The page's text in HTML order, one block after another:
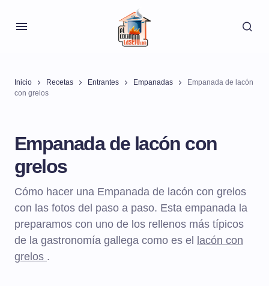
Inicio Recetas Entrantes Empanadas
Empanada de lacón
con grelos
Empanada de lacón con
grelos
Cómo hacer una Empanada de lacón con grelos
con las fotos del paso a paso. Esta empanada la
preparamos con uno de los rellenos más típicos
de la gastronomía gallega como es el
lacón con
grelos .